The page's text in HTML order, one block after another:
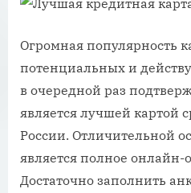
Огромная популярность
потенциальных и
в очередной раз
является лучшей картой
России. Отличительной
является полное
Достаточно заполнить